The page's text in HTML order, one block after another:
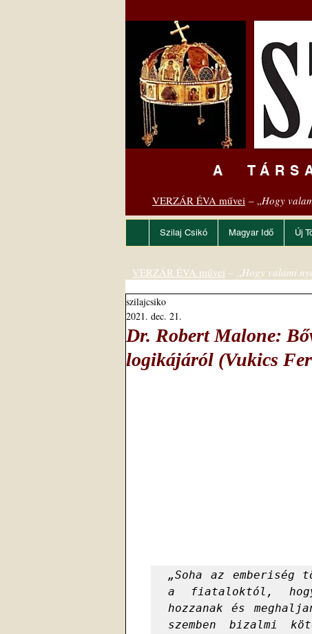
A
VERZÁR ÉVA művei – „Hogy
Szilaj Csikó Magyar Idő Új
Dr. Robert Malone:
logikájáról (Vukics
szilajcsiko
2021. dec. 21.
„Soha az emberiség
a fiataloktól,
hozzanak és
szemben bizalmi
VERZÁR ÉVA művei – „Hogy valami